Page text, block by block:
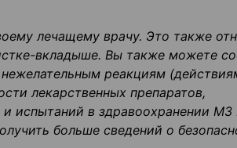
лечащему врачу. Это также
вкладыше. Вы также можете
реакциям
лекарственных препаратов,
испытаний в здравоохранении М3
больше сведений о